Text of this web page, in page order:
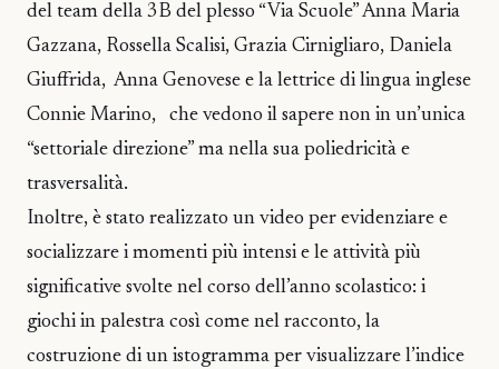
del team della 3B del plesso “Via Scuole” Anna Maria
Gazzana, Rossella Scalisi, Grazia Cirnigliaro, Daniela
Giuffrida, Anna Genovese e la lettrice di lingua inglese
Connie Marino, che vedono il sapere non in un’unica
“settoriale direzione” ma nella sua poliedricità e
trasversalità.
Inoltre, è stato realizzato un video per evidenziare e
socializzare i momenti più intensi e le attività più
significative svolte nel corso dell’anno scolastico: i
giochi in palestra così come nel racconto, la
costruzione di un istogramma per visualizzare l’indice